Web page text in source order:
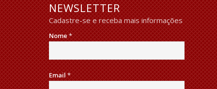
NEWSLETTER
Cadastre-se e receba mais informações
Nome*
Email*